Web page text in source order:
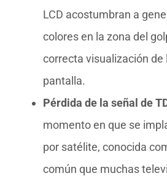
LCD acostumbran a
colores en la zona del
correcta visualización de
pantalla.
Pérdida de la señal de
momento en que se
por satélite, conocida
común que muchas